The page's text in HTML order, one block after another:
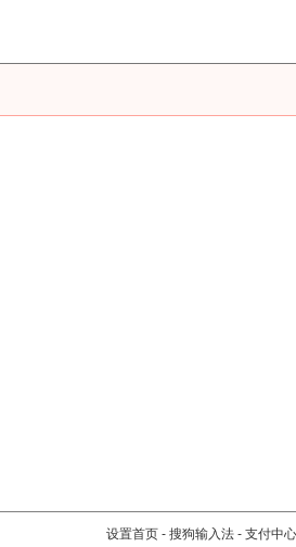
设置首页 - 搜狗输入法 - 支付中心